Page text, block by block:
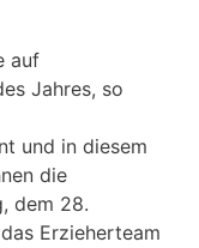
auf
Jahres, so
und in diesem
die
dem 28.
Erzieherteam